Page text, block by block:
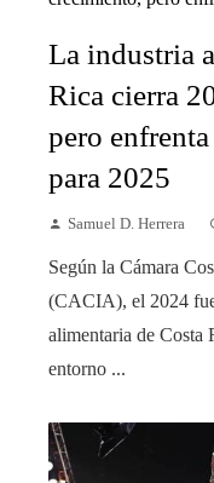
La industria
Rica cierra
pero
para 2025
Samuel D. Herrera
Según la Cámara
(CACIA), el 2024
alimentaria de Costa
entorno ...